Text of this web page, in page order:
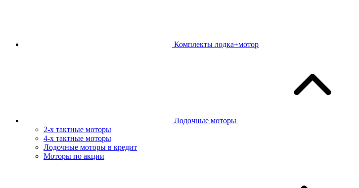
Комплекты лодка+мотор
Лодочные моторы
2-х тактные моторы
4-х тактные моторы
Лодочные моторы в кредит
Моторы по акции